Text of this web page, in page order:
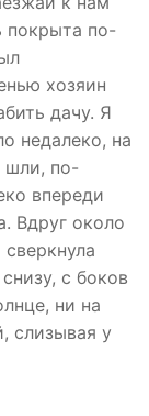
покрыта по-
хозяин
дачу. Я
недалеко, на
шли, по-
впереди
Вдруг около
с боков
ни на
слизывая у